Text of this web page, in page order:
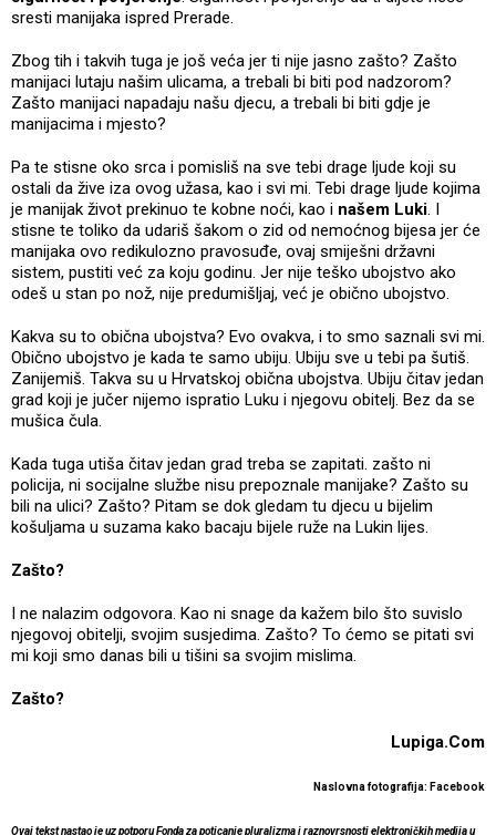
sresti manijaka ispred Prerade.
Zbog tih i takvih tuga je još veća jer ti nije jasno zašto? Zašto
manijaci lutaju našim ulicama, a trebali bi biti pod nadzorom?
Zašto manijaci napadaju našu djecu, a trebali bi biti gdje je
manijacima i mjesto?
Pa te stisne oko srca i pomisliš na sve tebi drage ljude koji su
ostali da žive iza ovog užasa, kao i svi mi. Tebi drage ljude kojima
je manijak život prekinuo te kobne noći, kao i našem Luki. I
stisne te toliko da udariš šakom o zid od nemoćnog bijesa jer će
manijaka ovo redikulozno pravosuđe, ovaj smiješni državni
sistem, pustiti već za koju godinu. Jer nije teško ubojstvo ako
odeš u stan po nož, nije predumišljaj, već je obično ubojstvo.
Kakva su to obična ubojstva? Evo ovakva, i to smo saznali svi mi.
Obično ubojstvo je kada te samo ubiju. Ubiju sve u tebi pa šutiš.
Zanijemiš. Takva su u Hrvatskoj obična ubojstva. Ubiju čitav jedan
grad koji je jučer nijemo ispratio Luku i njegovu obitelj. Bez da se
mušica čula.
Kada tuga utiša čitav jedan grad treba se zapitati. zašto ni
policija, ni socijalne službe nisu prepoznale manijake? Zašto su
bili na ulici? Zašto? Pitam se dok gledam tu djecu u bijelim
košuljama u suzama kako bacaju bijele ruže na Lukin lijes.
Zašto?
I ne nalazim odgovora. Kao ni snage da kažem bilo što suvislo
njegovoj obitelji, svojim susjedima. Zašto? To ćemo se pitati svi
mi koji smo danas bili u tišini sa svojim mislima.
Zašto?
Lupiga.Com
Naslovna fotografija: Facebook
Ovaj tekst nastao je uz potporu Fonda za poticanje pluralizma i raznovrsnosti elektroničkih medija u